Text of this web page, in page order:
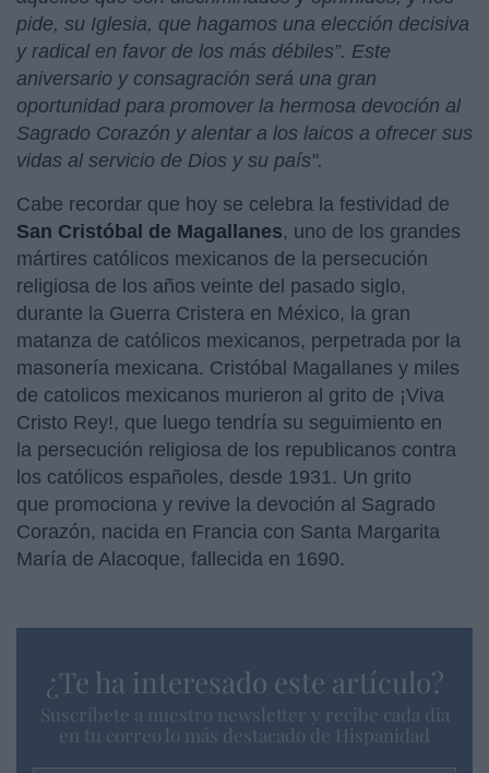
pide, su Iglesia, que hagamos una elección decisiva
y radical en favor de los más débiles”. Este
aniversario y consagración será una gran
oportunidad para promover la hermosa devoción al
Sagrado Corazón y alentar a los laicos a ofrecer sus
vidas al servicio de Dios y su país".
Cabe recordar que hoy se celebra la festividad de
San Cristóbal de Magallanes, uno de los grandes
mártires católicos mexicanos de la persecución
religiosa de los años veinte del pasado siglo,
durante la Guerra Cristera en México, la gran
matanza de católicos mexicanos, perpetrada por la
masonería mexicana. Cristóbal Magallanes y miles
de catolicos mexicanos murieron al grito de ¡Viva
Cristo Rey!, que luego tendría su seguimiento en
la persecución religiosa de los republicanos contra
los católicos españoles, desde 1931. Un grito
que promociona y revive la devoción al Sagrado
Corazón, nacida en Francia con Santa Margarita
María de Alacoque, fallecida en 1690.
¿Te ha interesado este artículo?
Suscríbete a nuestro newsletter y recibe cada dia
en tu correo lo más destacado de Hispanidad